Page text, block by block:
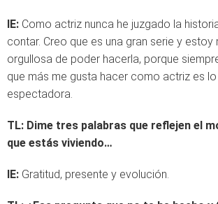
IE: Como actriz nunca he juzgado la
contar. Creo que es una gran serie y
orgullosa de poder hacerla, porque
que más me gusta hacer como actriz es
espectadora.
TL: Dime tres palabras que reflejen el
que estás viviendo…
IE: Gratitud, presente y evolución.